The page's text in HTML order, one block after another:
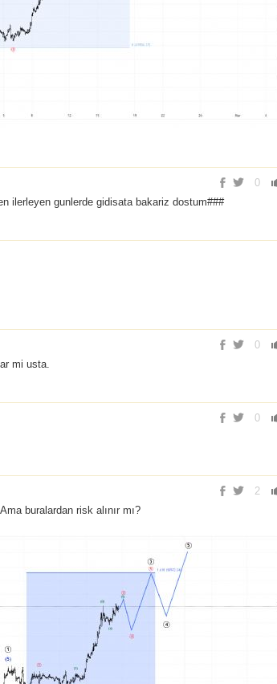
0
ilerleyen gunlerde gidisata bakariz dostum###
0
mi usta.
0
2
buralardan risk alınır mı?